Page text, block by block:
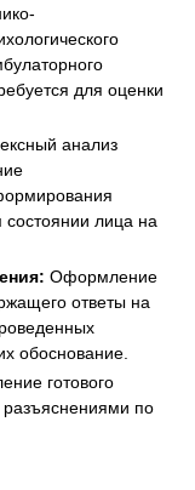
для оценки
анализ
состоянии лица на
Оформление
ответы на
обоснование.
готового
разъяснениями по